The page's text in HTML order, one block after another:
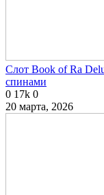
Слот Book of Ra
спинами
0 17k 0
20 марта, 2026